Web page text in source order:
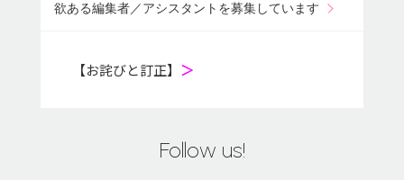
欲ある編集者／アシスタントを募集しています
【お詫びと訂正】 ＞
Follow us!